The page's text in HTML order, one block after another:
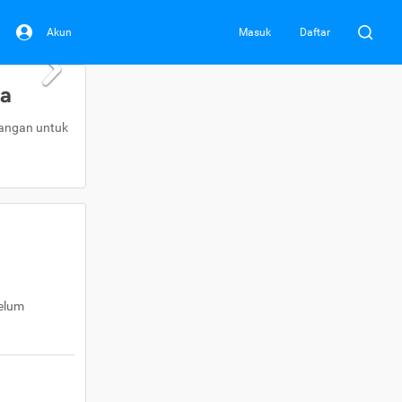
Akun Masuk Daftar
untuk